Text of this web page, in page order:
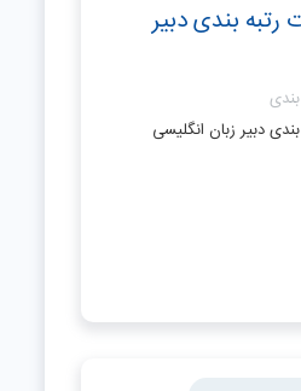
رتبه بندی دبیر
دبیر زبان انگلیسی